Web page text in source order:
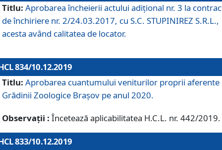
Titlu: Aprobarea încheierii actului adițional nr. 3 la
de închiriere nr. 2/24.03.2017, cu S.C. STUPINIREZ S.R.L.,
acesta având calitatea de locator.
834/10.12.2019
Titlu: Aprobarea cuantumului veniturilor proprii aferente
Grădinii Zoologice Braşov pe anul 2020.
Observații : Încetează aplicabilitatea H.C.L. nr. 442/2019.
833/10.12.2019